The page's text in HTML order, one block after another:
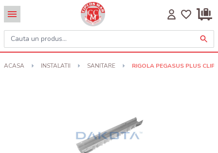
ACASA INSTALATII SANITARE RIGOLA PEGASUS PLUS CLIP